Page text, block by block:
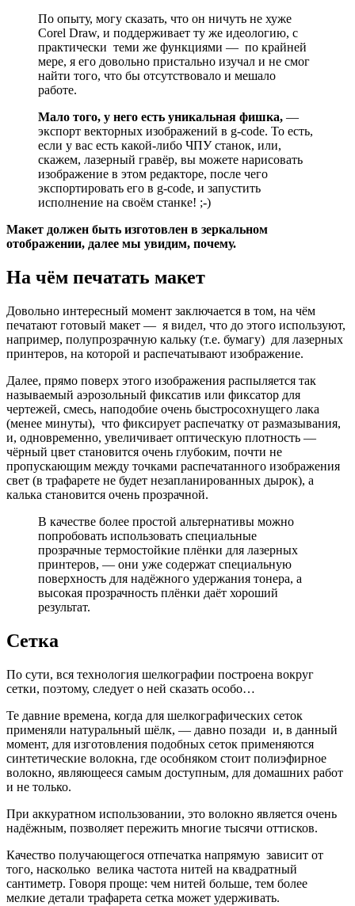
По опыту, могу сказать, что он ничуть не хуже
Corel Draw, и поддерживает ту же идеологию, с
практически теми же функциями — по крайней
мере, я его довольно пристально изучал и не смог
найти того, что бы отсутствовало и мешало
работе.
Мало того, у него есть уникальная фишка, —
экспорт векторных изображений в g-code. То есть,
если у вас есть какой-либо ЧПУ станок, или,
скажем, лазерный гравёр, вы можете нарисовать
изображение в этом редакторе, после чего
экспортировать его в g-code, и запустить
исполнение на своём станке! ;-)
Макет должен быть изготовлен в зеркальном
отображении, далее мы увидим, почему.
На чём печатать макет
Довольно интересный момент заключается в том, на чём
печатают готовый макет — я видел, что до этого используют,
например, полупрозрачную кальку (т.е. бумагу) для лазерных
принтеров, на которой и распечатывают изображение.
Далее, прямо поверх этого изображения распыляется так
называемый аэрозольный фиксатив или фиксатор для
чертежей, смесь, наподобие очень быстросохнущего лака
(менее минуты), что фиксирует распечатку от размазывания,
и, одновременно, увеличивает оптическую плотность —
чёрный цвет становится очень глубоким, почти не
пропускающим между точками распечатанного изображения
свет (в трафарете не будет незапланированных дырок), а
калька становится очень прозрачной.
В качестве более простой альтернативы можно
попробовать использовать специальные
прозрачные термостойкие плёнки для лазерных
принтеров, — они уже содержат специальную
поверхность для надёжного удержания тонера, а
высокая прозрачность плёнки даёт хороший
результат.
Сетка
По сути, вся технология шелкографии построена вокруг
сетки, поэтому, следует о ней сказать особо…
Те давние времена, когда для шелкографических сеток
применяли натуральный шёлк, — давно позади и, в данный
момент, для изготовления подобных сеток применяются
синтетические волокна, где особняком стоит полиэфирное
волокно, являющееся самым доступным, для домашних работ
и не только.
При аккуратном использовании, это волокно является очень
надёжным, позволяет пережить многие тысячи оттисков.
Качество получающегося отпечатка напрямую зависит от
того, насколько велика частота нитей на квадратный
сантиметр. Говоря проще: чем нитей больше, тем более
мелкие детали трафарета сетка может удерживать.